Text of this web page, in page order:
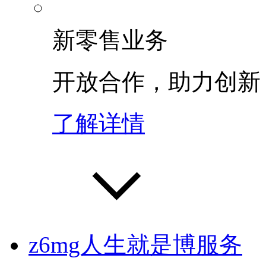
新零售业务
开放合作，助力创新
了解详情
z6mg人生就是博服务